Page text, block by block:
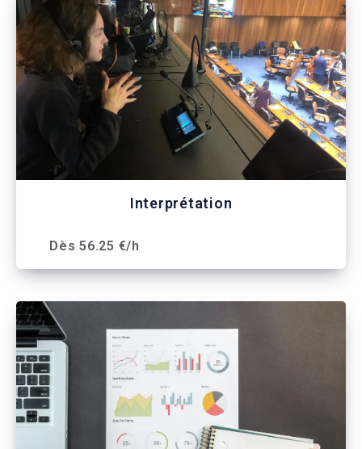
Interprétation
Dès 56.25 €/h